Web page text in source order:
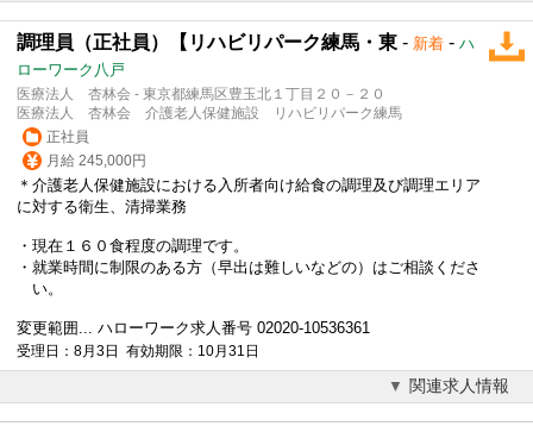
調理員（正社員）【リハビリパーク練馬・東 - 新着 - ハ
ローワーク八戸
医療法人 杏林会 - 東京都練馬区豊玉北１丁目２０－２０
医療法人 杏林会 介護老人保健施設 リハビリパーク練馬
正社員
月給 245,000円
＊介護老人保健施設における入所者向け給食の調理及び調理エリア
に対する衛生、清掃業務
・現在１６０食程度の調理です。
・就業時間に制限のある方（早出は難しいなどの）はご相談くださ
い。
変更範囲... ハローワーク求人番号 02020-10536361
受理日：8月3日 有効期限：10月31日
関連求人情報